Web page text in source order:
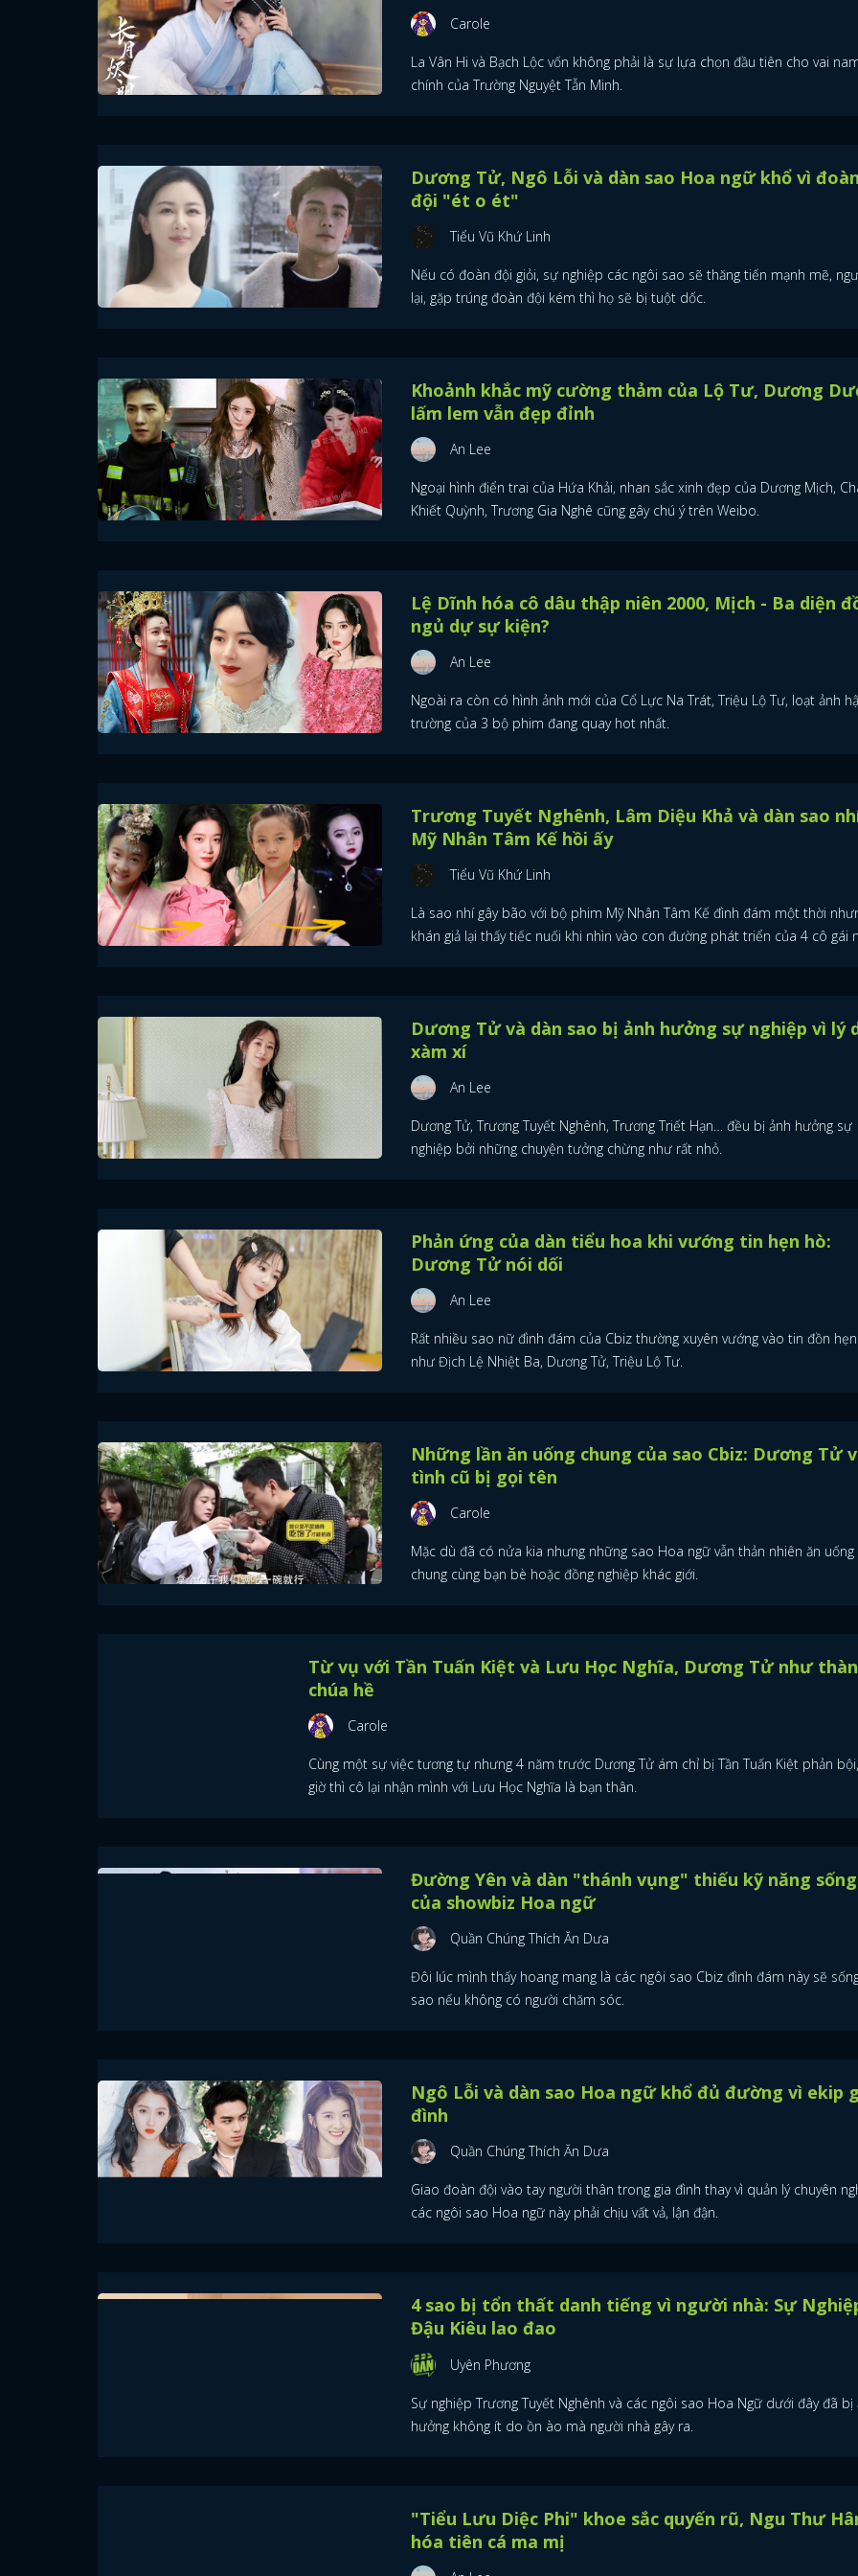
ĐĂNG NHẬP
Carole
La Vân Hi và Bạch Lộc vốn không phải là sự lựa chọn đầu tiên cho vai
chính của Trường Nguyệt Tẫn Minh.
Dương Tử, Ngô Lỗi và dàn sao Hoa ngữ khổ vì đoàn
đội "ét o ét"
Tiểu Vũ Khứ Linh
Nếu có đoàn đội giỏi, sự nghiệp các ngôi sao sẽ thăng tiến mạnh mẽ,
lại, gặp trúng đoàn đội kém thì họ sẽ bị tuột dốc.
Khoảnh khắc mỹ cường thảm của Lộ Tư, Dương
lấm lem vẫn đẹp đỉnh
An Lee
Ngoại hình điển trai của Hứa Khải, nhan sắc xinh đẹp của Dương Mịch,
Khiết Quỳnh, Trương Gia Nghê cũng gây chú ý trên Weibo.
Lệ Dĩnh hóa cô dâu thập niên 2000, Mịch - Ba diện
ngủ dự sự kiện?
An Lee
Ngoài ra còn có hình ảnh mới của Cổ Lực Na Trát, Triệu Lộ Tư, loạt ảnh
trường của 3 bộ phim đang quay hot nhất.
Trương Tuyết Nghênh, Lâm Diệu Khả và dàn sao
Mỹ Nhân Tâm Kế hồi ấy
Tiểu Vũ Khứ Linh
Là sao nhí gây bão với bộ phim Mỹ Nhân Tâm Kế đình đám một thời
khán giả lại thấy tiếc nuối khi nhìn vào con đường phát triển của 4 cô gái
Dương Tử và dàn sao bị ảnh hưởng sự nghiệp vì lý
xàm xí
An Lee
Dương Tử, Trương Tuyết Nghênh, Trương Triết Hạn… đều bị ảnh hưởng sự
nghiệp bởi những chuyện tưởng chừng như rất nhỏ.
Phản ứng của dàn tiểu hoa khi vướng tin hẹn hò:
Dương Tử nói dối
An Lee
Rất nhiều sao nữ đình đám của Cbiz thường xuyên vướng vào tin đồn
như Địch Lệ Nhiệt Ba, Dương Tử, Triệu Lộ Tư.
Những lần ăn uống chung của sao Cbiz: Dương Tử
tình cũ bị gọi tên
Carole
Mặc dù đã có nửa kia nhưng những sao Hoa ngữ vẫn thản nhiên ăn uống
chung cùng bạn bè hoặc đồng nghiệp khác giới.
Từ vụ với Tần Tuấn Kiệt và Lưu Học Nghĩa, Dương Tử như
chúa hề
Carole
Cùng một sự việc tương tự nhưng 4 năm trước Dương Tử ám chỉ bị Tần Tuấn Kiệt phản
giờ thì cô lại nhận mình với Lưu Học Nghĩa là bạn thân.
Đường Yên và dàn "thánh vụng" thiếu kỹ năng sống
của showbiz Hoa ngữ
Quần Chúng Thích Ăn Dưa
Đôi lúc mình thấy hoang mang là các ngôi sao Cbiz đình đám này sẽ
sao nếu không có người chăm sóc.
Ngô Lỗi và dàn sao Hoa ngữ khổ đủ đường vì ekip
đình
Quần Chúng Thích Ăn Dưa
Giao đoàn đội vào tay người thân trong gia đình thay vì quản lý chuyên
các ngôi sao Hoa ngữ này phải chịu vất vả, lận đận.
4 sao bị tổn thất danh tiếng vì người nhà: Sự
Đậu Kiêu lao đao
Uyên Phương
Sự nghiệp Trương Tuyết Nghênh và các ngôi sao Hoa Ngữ dưới đây đã bị
hưởng không ít do ồn ào mà người nhà gây ra.
"Tiểu Lưu Diệc Phi" khoe sắc quyến rũ, Ngu Thư
hóa tiên cá ma mị